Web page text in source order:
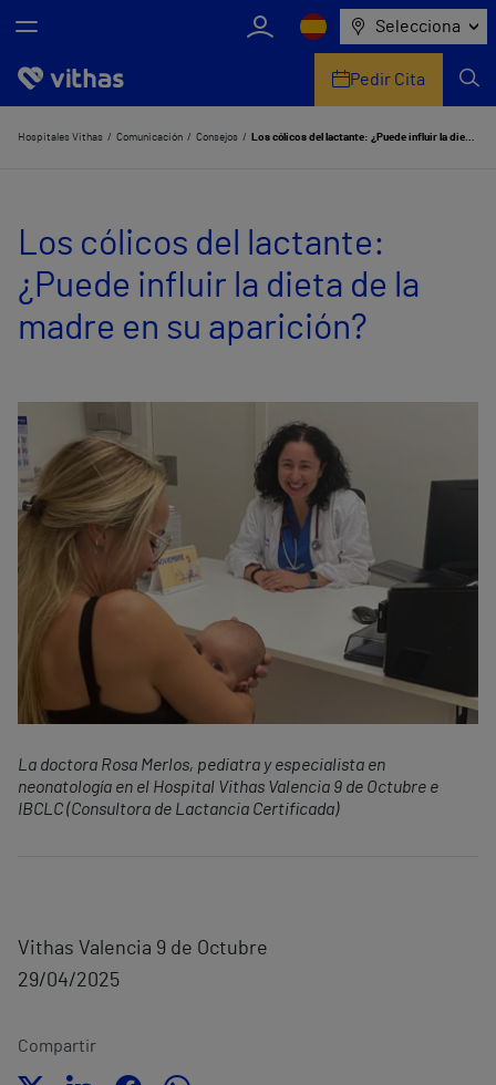
Selecciona
Nosotros
Servicios de salud
Equipo médico y asistencial
Comunicación
Pedir Cita
Hospitales Vithas Comunicación Consejos Los cólicos del lactante: ¿Puede influir la dieta de la madre en su aparición?
Los cólicos del lactante:
¿Puede influir la dieta de la
madre en su aparición?
La doctora Rosa Merlos, pediatra y especialista en
neonatología en el Hospital Vithas Valencia 9 de Octubre e
IBCLC (Consultora de Lactancia Certificada)
Vithas Valencia 9 de Octubre
29/04/2025
Compartir